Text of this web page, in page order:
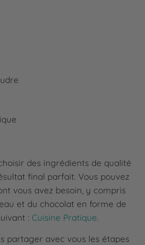
des ingrédients de qualité
final parfait. Vous pouvez
vous avez besoin, y compris
et du chocolat en forme de
: Cuisine Pratique.
partager avec vous les étapes